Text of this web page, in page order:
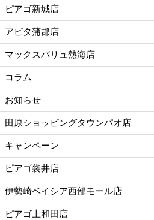
ピアゴ新城店
アピタ蒲郡店
マックスバリュ熱海店
コラム
お知らせ
田原ショッピングタウンパオ店
キャンペーン
ピアゴ袋井店
伊勢崎ベイシア西部モール店
ピアゴ上和田店